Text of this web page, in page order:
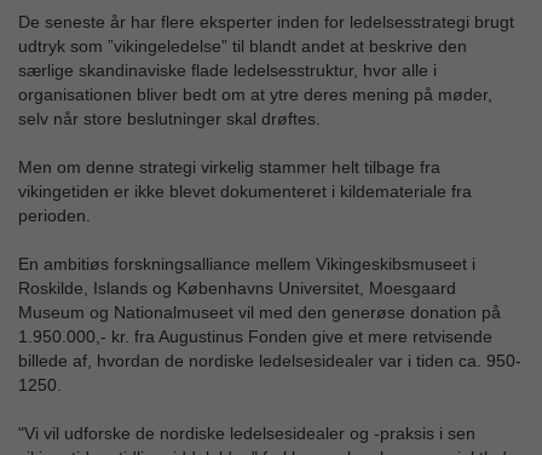
De seneste år har flere eksperter inden for ledelsesstrategi brugt
udtryk som ”vikingeledelse” til blandt andet at beskrive den
særlige skandinaviske flade ledelsesstruktur, hvor alle i
organisationen bliver bedt om at ytre deres mening på møder,
selv når store beslutninger skal drøftes.
Men om denne strategi virkelig stammer helt tilbage fra
vikingetiden er ikke blevet dokumenteret i kildemateriale fra
perioden.
En ambitiøs forskningsalliance mellem Vikingeskibsmuseet i
Roskilde, Islands og Københavns Universitet, Moesgaard
Museum og Nationalmuseet vil med den generøse donation på
1.950.000,- kr. fra Augustinus Fonden give et mere retvisende
billede af, hvordan de nordiske ledelsesidealer var i tiden ca. 950-
1250.
"Vi vil udforske de nordiske ledelsesidealer og -praksis i sen